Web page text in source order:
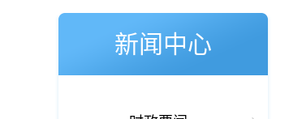
新闻中心